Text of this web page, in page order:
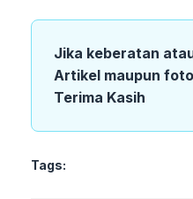
Jika keberatan
Artikel maupun
Terima Kasih
Tags: